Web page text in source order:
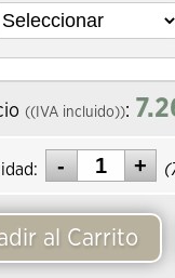
((IVA incluido)):
(
al Carrito